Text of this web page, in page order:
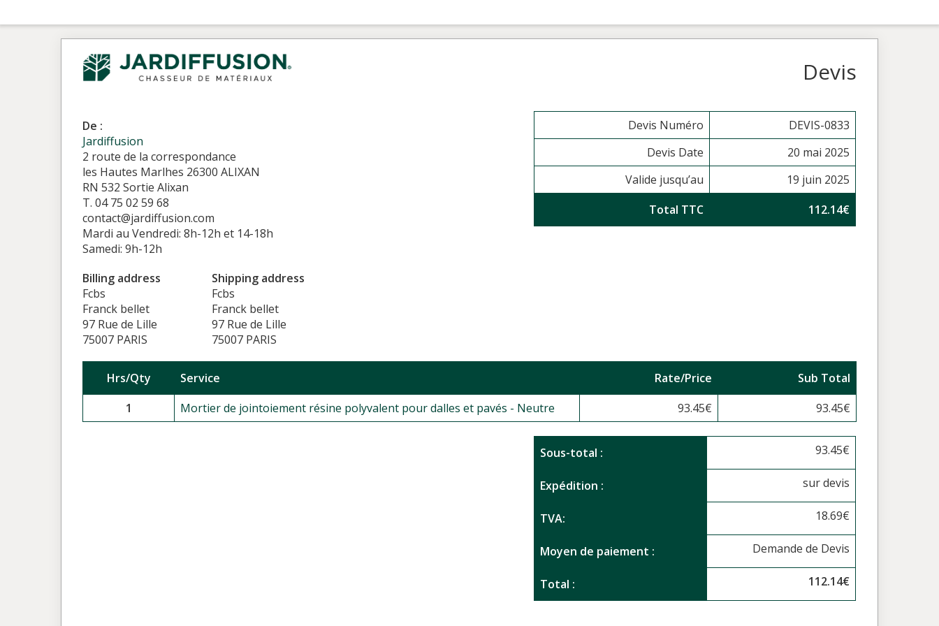
Devis
De :
Jardiffusion
2 route de la correspondance
les Hautes Marlhes 26300 ALIXAN
RN 532 Sortie Alixan
T. 04 75 02 59 68
contact@jardiffusion.com
Mardi au Vendredi: 8h-12h et 14-18h
Samedi: 9h-12h
Devis Numéro
DEVIS-0833
Devis Date
20 mai 2025
Valide jusqu’au
19 juin 2025
Total TTC
112.14€
Billing address
Fcbs
Franck bellet
97 Rue de Lille
75007 PARIS
Shipping address
Fcbs
Franck bellet
97 Rue de Lille
75007 PARIS
Hrs/Qty Service Rate/Price
Sub Total
1
Mortier de jointoiement résine polyvalent pour dalles et pavés - Neutre 93.45€ 93.45€
Sous-total : 93.45€
Expédition : sur devis
TVA: 18.69€
Moyen de paiement : Demande de Devis
Total : 112.14€